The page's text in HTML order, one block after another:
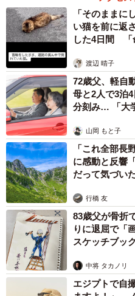
「そのままに
い猫を前に返
した4日間 「
渡辺 晴子
72歳父、軽自
母と2人で3泊
分刻み… 「大
山岡 もと子
「これ全部長
に感動と反響
だって気づいた
行橋 友
83歳父が骨折
りに退屈で「
スケッチブッ
中将 タカノリ
エジプトで自